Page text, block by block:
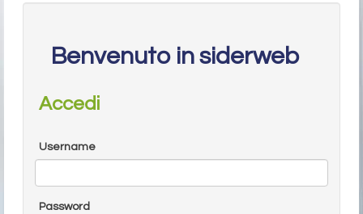
Benvenuto in siderweb
Accedi
Username
Password